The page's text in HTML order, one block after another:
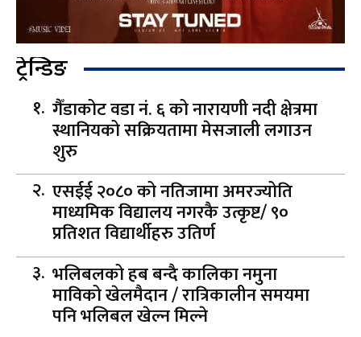
ट्रेन्डिङ
गैँडाकोट वडा नं. ६ को नारायणी नदी क्षेत्रमा
स्थानियको सक्रियतामा मेसजाली लगाउन
शुरु
एसईई २०८० को नतिजामा अमरज्योति
माध्यमिक विद्यालय नगरकै उत्कृष्ट/ ९०
प्रतिशत विद्यार्थीहरु उतिर्ण
भलिबलको हब बन्दै कालिका नमुना
माविको खेलमैदान / रात्रिकालीन समयमा
पनि भलिबल खेल्न मिल्ने